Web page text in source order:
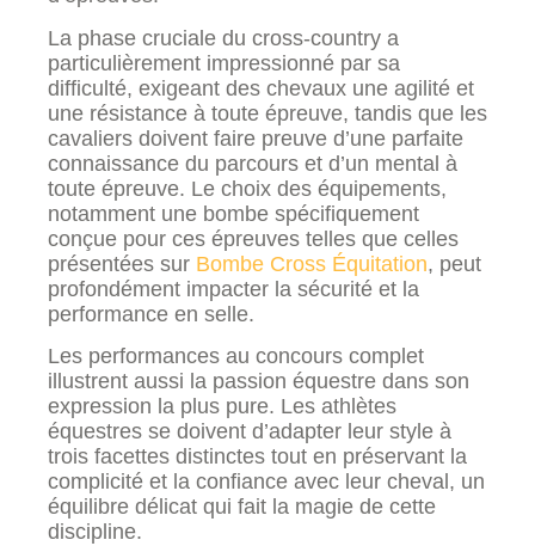
La phase cruciale du cross-country a
particulièrement impressionné par sa
difficulté, exigeant des chevaux une agilité et
une résistance à toute épreuve, tandis que les
cavaliers doivent faire preuve d’une parfaite
connaissance du parcours et d’un mental à
toute épreuve. Le choix des équipements,
notamment une bombe spécifiquement
conçue pour ces épreuves telles que celles
présentées sur Bombe Cross Équitation, peut
profondément impacter la sécurité et la
performance en selle.
Les performances au concours complet
illustrent aussi la passion équestre dans son
expression la plus pure. Les athlètes
équestres se doivent d’adapter leur style à
trois facettes distinctes tout en préservant la
complicité et la confiance avec leur cheval, un
équilibre délicat qui fait la magie de cette
discipline.